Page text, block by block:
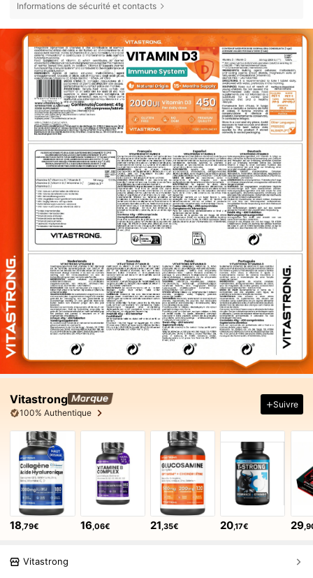
Informations de sécurité et contacts
Vitastrong
100% Authentique
Suivre
18 ,79€ 16 ,06€ 21 ,35€ 20,17€ 29
Vitastrong